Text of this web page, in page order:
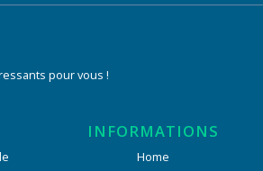
pour vous !
INFORMATIONS
Home